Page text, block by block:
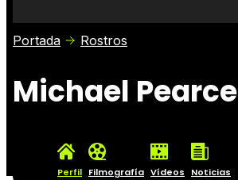
Críticas
Portada Rostros
Michael Pearce
Perfil Filmografía Vídeos Noticias